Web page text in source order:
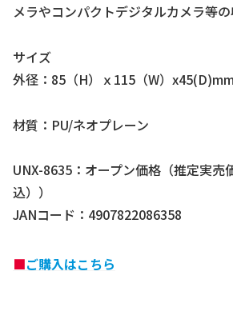
メラやコンパクトデジタルカメラ等の
サイズ
外径：85（H）ｘ115（W）
材質：PU/ネオプレーン
UNX-8635：オープン価格（推定実売
込））
JANコード：4907822086358
■ご購入はこちら